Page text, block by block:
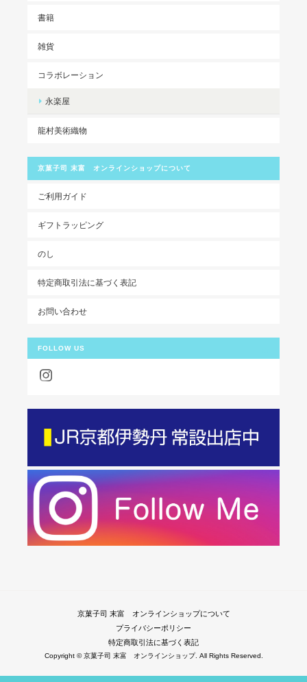
書籍
雑貨
コラボレーション
永楽屋
龍村美術織物
京菓子司 末富 オンラインショップについて
ご利用ガイド
ギフトラッピング
のし
特定商取引法に基づく表記
お問い合わせ
FOLLOW US
京菓子司 末富 オンラインショップについて
プライバシーポリシー
特定商取引法に基づく表記
Copyright © 京菓子司 末富 オンラインショップ. All Rights Reserved.